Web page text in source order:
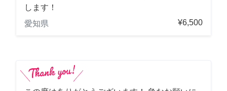
します！
愛知県
¥6,500